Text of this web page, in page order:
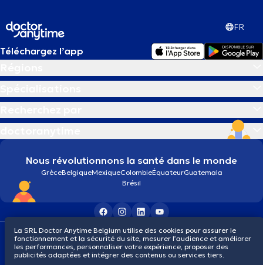
FR
Téléchargez l’app
Nous révolutionnons la santé dans le monde
GrèceBelgiqueMexiqueColombieÉquateurGuatemala
Brésil
Conditions généralesCookiesPolitique de confidentialité
© 2026 doctoranytime
La SRL Doctor Anytime Belgium utilise des cookies pour assurer le
fonctionnement et la sécurité du site, mesurer l’audience et améliorer
les performances, personnaliser votre expérience, proposer des
publicités adaptées et intégrer des contenus ou services tiers.